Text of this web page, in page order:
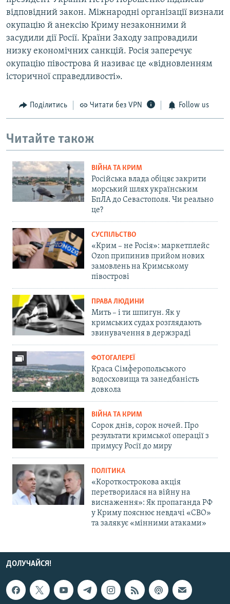
відповідний закон. Міжнародні організації визнали
окупацію й анексію Криму незаконними й
засудили дії Росії. Країни Заходу запровадили
низку економічних санкцій. Росія заперечує
окупацію півострова й називає це «відновленням
історичної справедливості».
Поділитись Читати без VPN Follow us
Читайте також
ВІЙНА ТА КРИМ
Російська влада обіцяє закрити
морський шлях українським
БпЛА до Севастополя. Чи реально
це?
СУСПІЛЬСТВО
«Крим – не Росія»: маркетплейс
Ozon припинив прийом нових
замовлень на Кримському
півострові
ПРАВА ЛЮДИНИ
Мить – і ти шпигун. Як у
кримських судах розглядають
звинувачення в держзраді
ФОТОГАЛЕРЕЇ
Краса Сімферопольського
водосховища та занедбаність
довкола
ВІЙНА ТА КРИМ
Сорок днів, сорок ночей. Про
результати кримської операції з
примусу Росії до миру
ПОЛІТИКА
«Короткострокова акція
перетворилася на війну на
виснаження»: Як пропаганда РФ
у Криму пояснює невдачі «СВО»
та залякує «мінними атаками»
ДОЛУЧАЙСЯ!